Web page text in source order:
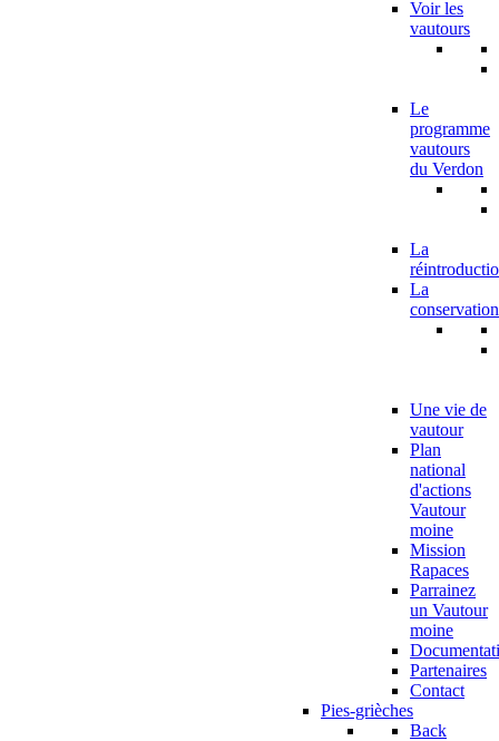
Voir les
vautours
Le
programme
vautours
du Verdon
La
La
conservation
Une vie de
vautour
Plan
national
d'actions
Vautour
moine
Mission
Rapaces
Parrainez
un Vautour
moine
Partenaires
Contact
Pies-grièches
Back